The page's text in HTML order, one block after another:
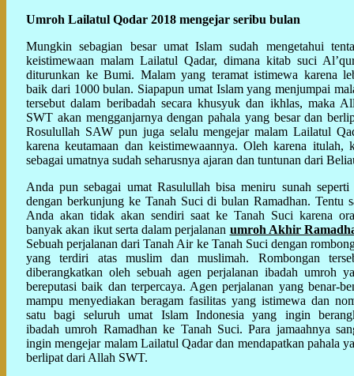
Umroh Lailatul Qodar 2018 mengejar seribu bulan
Mungkin sebagian besar umat Islam sudah mengetahui
keistimewaan malam Lailatul Qadar, dimana kitab suci
diturunkan ke Bumi. Malam yang teramat istimewa karena
baik dari 1000 bulan. Siapapun umat Islam yang menjumpai
tersebut dalam beribadah secara khusyuk dan ikhlas, maka
SWT akan mengganjarnya dengan pahala yang besar dan
Rosulullah SAW pun juga selalu mengejar malam Lailatul
karena keutamaan dan keistimewaannya. Oleh karena itulah,
sebagai umatnya sudah seharusnya ajaran dan tuntunan dari
Anda pun sebagai umat Rasulullah bisa meniru sunah
dengan berkunjung ke Tanah Suci di bulan Ramadhan. Tentu
Anda akan tidak akan sendiri saat ke Tanah Suci karena
banyak akan ikut serta dalam perjalanan umroh Akhir
Sebuah perjalanan dari Tanah Air ke Tanah Suci dengan
yang terdiri atas muslim dan muslimah. Rombongan
diberangkatkan oleh sebuah agen perjalanan ibadah umroh
bereputasi baik dan terpercaya. Agen perjalanan yang benar-
mampu menyediakan beragam fasilitas yang istimewa dan
satu bagi seluruh umat Islam Indonesia yang ingin
ibadah umroh Ramadhan ke Tanah Suci. Para jamaahnya
ingin mengejar malam Lailatul Qadar dan mendapatkan pahala
berlipat dari Allah SWT.